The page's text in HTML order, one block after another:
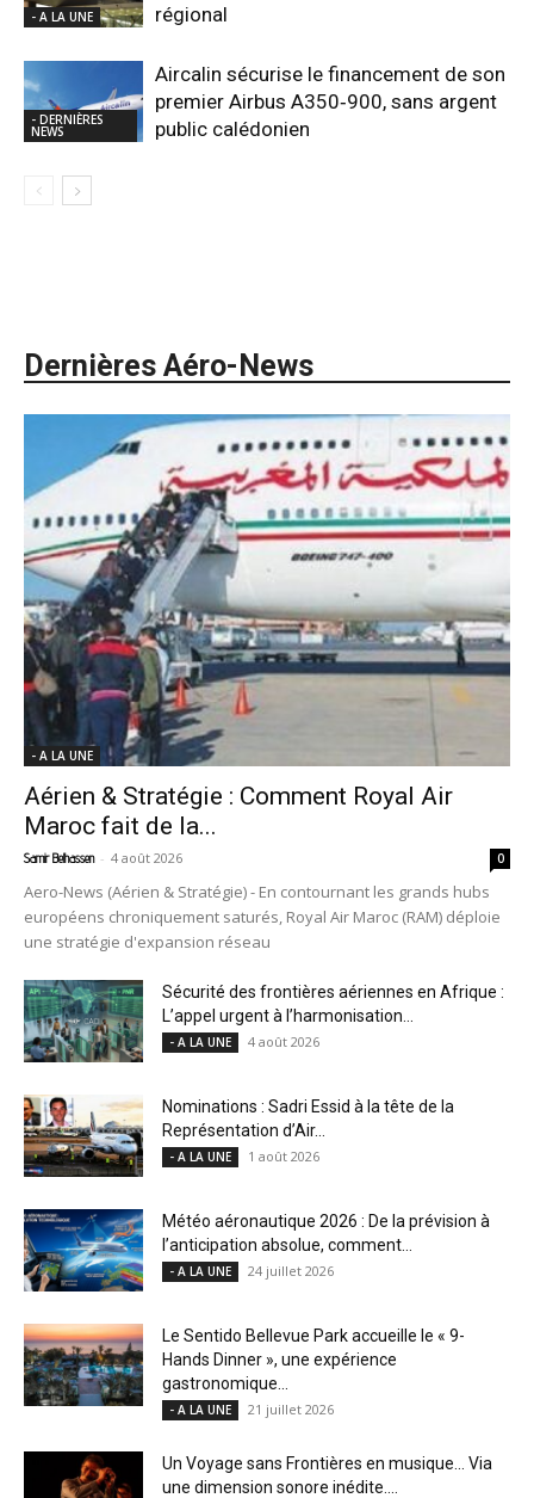
- A LA UNE
régional
- DERNIÈRES
NEWS
Aircalin sécurise le financement de son
premier Airbus A350‑900, sans argent
public calédonien
Dernières Aéro-News
- A LA UNE
Aérien & Stratégie : Comment Royal Air
Maroc fait de la...
Samir Belhassen - 4 août 2026 0
Aero-News (Aérien & Stratégie) - En contournant les grands hubs
européens chroniquement saturés, Royal Air Maroc (RAM) déploie
une stratégie d'expansion réseau
Sécurité des frontières aériennes en Afrique :
L’appel urgent à l’harmonisation...
- A LA UNE 4 août 2026
Nominations : Sadri Essid à la tête de la
Représentation d’Air...
- A LA UNE 1 août 2026
Météo aéronautique 2026 : De la prévision à
l’anticipation absolue, comment...
- A LA UNE 24 juillet 2026
Le Sentido Bellevue Park accueille le « 9-
Hands Dinner », une expérience
gastronomique...
- A LA UNE 21 juillet 2026
Un Voyage sans Frontières en musique… Via
une dimension sonore inédite....